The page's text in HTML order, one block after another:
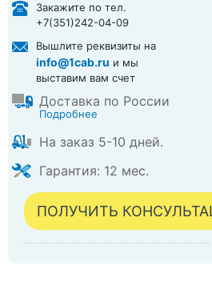
Закажите по тел.
+7(351)242-04-09
Вышлите реквизиты на
info@1cab.ru и мы
выставим вам счет
Доставка по России
Подробнее
На заказ 5-10 дней.
Гарантия: 12 мес.
ПОЛУЧИТЬ